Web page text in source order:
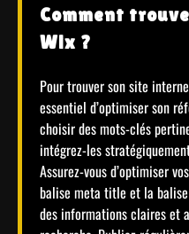
Comment
Wix ?
Pour trouver son site
essentiel d’optimiser son
choisir des mots-clés
intégrez-les
Assurez-vous d’optimiser
balise meta title et la
des informations claires et